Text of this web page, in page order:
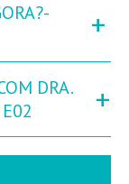
+
DRA.
+